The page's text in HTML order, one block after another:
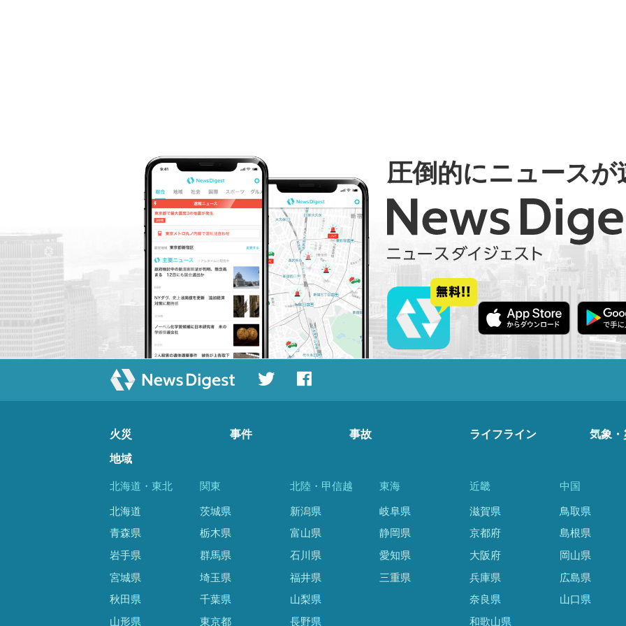
圧倒的にニュースが
火災 事件 事故 ライフライン 気象・
地域
北海道・東北
北海道
青森県
岩手県
宮城県
秋田県
山形県
関東
茨城県
栃木県
群馬県
埼玉県
千葉県
東京都
北陸・甲信越
新潟県
富山県
石川県
福井県
山梨県
長野県
東海
岐阜県
静岡県
愛知県
三重県
近畿
滋賀県
京都府
大阪府
兵庫県
奈良県
和歌山県
中国
鳥取県
島根県
岡山県
広島県
山口県